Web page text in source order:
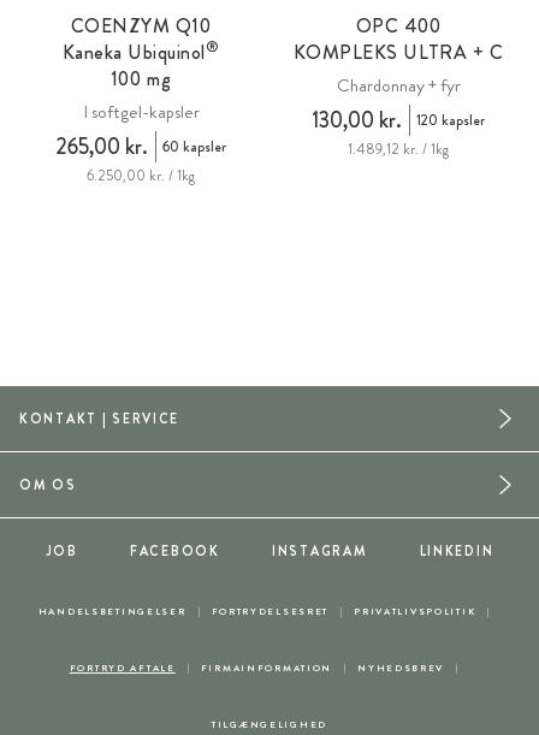
COENZYM Q10
Kaneka Ubiquinol®
100 mg
I softgel-kapsler
265,00 kr.
60 kapsler
6.250,00 kr. / 1kg
OPC 400
KOMPLEKS ULTRA + C
Chardonnay + fyr
130,00 kr.
120 kapsler
1.489,12 kr. / 1kg
KONTAKT | SERVICE
HANDELSBETINGELSER FORTRYDELSESRET PRIVATLIVSPOLITIK
FORTRYD AFTALE FIRMAINFORMATION NYHEDSBREV
TILGÆNGELIGHED
OM OS
JOB FACEBOOK INSTAGRAM LINKEDIN